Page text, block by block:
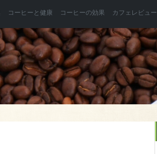
コーヒーと健康 コーヒーの効果 カフェレビュー